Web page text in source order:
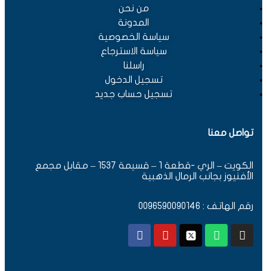
من نحن
المدونة
سياسة الخصوصية
سياسة الاسترجاع
راسلنا
تسجيل الدخول
تسجيل حساب جديد
تواصل معنا
الكويت – الري -قطعة 1 – قسيمة 1537 – مقابل مجمع
الأفنيوز بجانب الرمال الذهبية
رقم الهاتف : 0096590090146